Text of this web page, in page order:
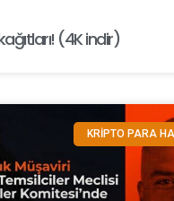
(4K indir)
KRİPTO PARA